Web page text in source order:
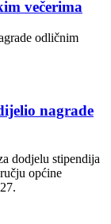
večerima
nagrade